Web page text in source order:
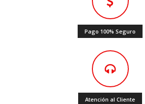
Pago 100% Seguro
Atención al Cliente